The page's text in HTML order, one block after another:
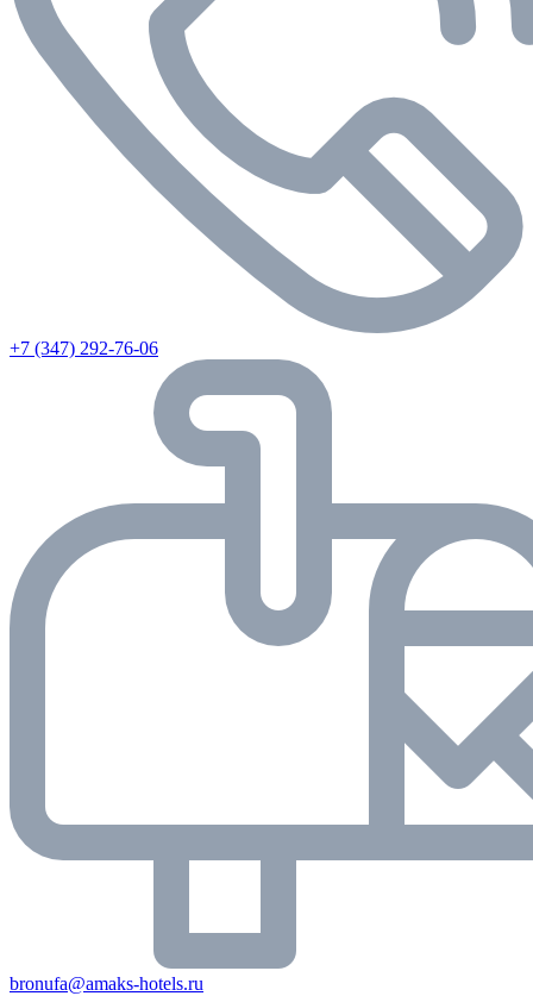
+7 (347) 292-76-06
bronufa@amaks-hotels.ru